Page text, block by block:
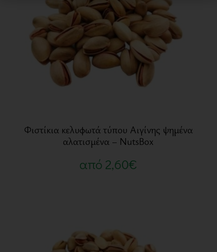
Φιστίκια κελυφωτά τύπου Αιγίνης ψημένα
αλατισμένα – NutsBox
από 2,60€